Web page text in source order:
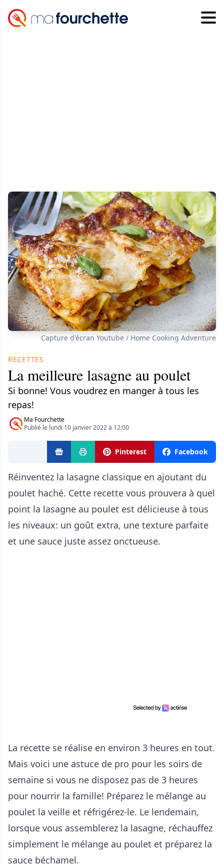
Capture d'écran Youtube / Home Cooking Adventure
RECETTES
La meilleure lasagne au poulet
Si bonne! Vous voudrez en manger à tous les
repas!
Ma Fourchette
Publié le lundi 10 janvier 2022 à 12:00
Pinterest Facebook
Réinventez la lasagne classique en ajoutant du
poulet haché. Cette recette vous prouvera à quel
point la lasagne au poulet est délicieuse à tous
les niveaux: un goût extra, une texture parfaite
et une sauce juste assez onctueuse.
La recette se réalise en environ 3 heures en tout.
Mais voici une astuce de pro pour les soirs de
semaine si vous ne disposez pas de 3 heures
pour nourrir la famille! Préparez le mélange au
poulet la veille et réfrigérez-le. Le lendemain,
lorsque vous assemblerez la lasagne, réchauffez
simplement le mélange au poulet et préparez la
sauce béchamel.